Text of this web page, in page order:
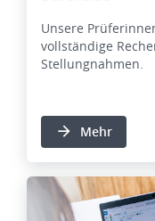
Unsere
vollständige
Stellungnahmen.
Mehr